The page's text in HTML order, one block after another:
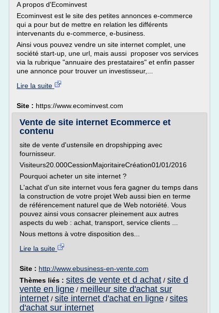
A propos d'Ecominvest
Ecominvest est le site des petites annonces e-commerce
qui a pour but de mettre en relation les différents
intervenants du e-commerce, e-business.
Ainsi vous pouvez vendre un site internet complet, une
société start-up, une url, mais aussi proposer vos services
via la rubrique "annuaire des prestataires" et enfin passer
une annonce pour trouver un investisseur,...
Lire la suite
Site : https://www.ecominvest.com
Vente de site internet Ecommerce et
contenu
site de vente d'ustensile en dropshipping avec
fournisseur.
Visiteurs20.000CessionMajoritaireCréation01/01/2016
Pourquoi acheter un site internet ?
L'achat d'un site internet vous fera gagner du temps dans
la construction de votre projet Web aussi bien en terme
de référencement naturel que de Web notoriété. Vous
pouvez ainsi vous consacrer pleinement aux autres
aspects du web : achat, transport, service clients ...
Nous mettons à votre disposition des...
Lire la suite
Site : http://www.ebusiness-en-vente.com
Thèmes liés : sites de vente et d achat / site d
vente en ligne / meilleur site d'achat sur
internet / site internet d'achat en ligne / sites
d'achat sur internet